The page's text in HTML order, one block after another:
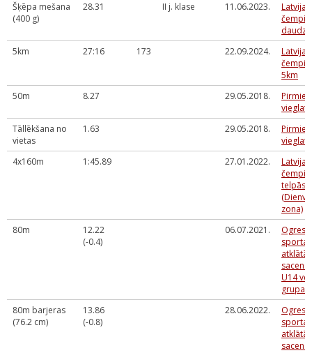
Šķēpa mešana
(400 g)
28.31 II j. klase 11.06.2023.
Latvijas
5km
27:16 173 22.09.2024.
Latvijas
5km
50m
8.27 29.05.2018.
Pirmie
Tāllēkšana no
vietas
1.63 29.05.2018.
Pirmie
4x160m
1:45.89 27.01.2022.
telpās
zona)
80m
12.22
(-0.4)
06.07.2021.
Ogres
sporta
atklātās
U14
grupai
80m barjeras
(76.2 cm)
13.86
(-0.8)
28.06.2022.
Ogres
sporta
atklātās